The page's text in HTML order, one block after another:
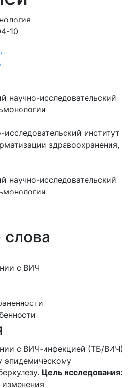
10
+−
+−
научно-исследовательский
институт
здравоохранения,
научно-исследовательский
с ВИЧ
с ВИЧ-инфекцией (ТБ/ВИЧ)
эпидемическому
Цель исследования:
изменения